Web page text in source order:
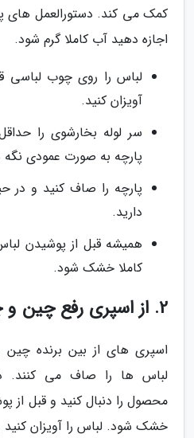
کمک می کند. دستورالعمل های
اجازه دهید آب کاملا گرم شود.
لباس را روی چوب لباسی
آویزان کنید.
سر لوله بخارشوی را
پارچه به صورت عمودی نگه
پارچه را صاف کنید و در
دارید.
همیشه قبل از پوشیدن
کاملا خشک شود.
2. از اسپری رفع چین و چروک استفاده کنید
اسپری های از بین برنده
لباس ها را صاف می کنند.
محصول را دنبال کنید و قبل از
خشک شود. لباس را آویزان کنید